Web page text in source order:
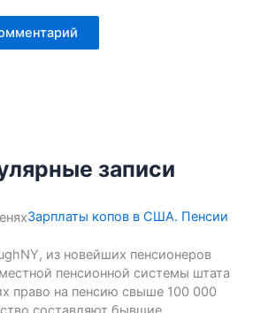
записи
Зарплаты копов в США. Пенсии
из новейших пенсионеров
пенсионной системы штата
на пенсию свыше 100 000